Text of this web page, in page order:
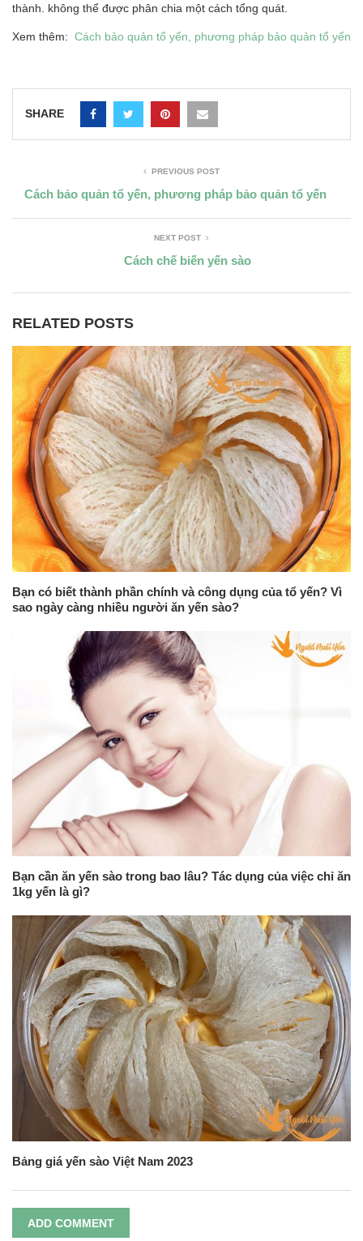
thành. không thể được phân chia một cách tổng quát.
Xem thêm: Cách bảo quản tổ yến, phương pháp bảo quản tổ yến
SHARE
PREVIOUS POST
Cách bảo quản tổ yến, phương pháp bảo quản tổ yến
NEXT POST
Cách chế biến yến sào
RELATED POSTS
Bạn có biết thành phần chính và công dụng của tổ yến? Vì
sao ngày càng nhiều người ăn yến sào?
Bạn cần ăn yến sào trong bao lâu? Tác dụng của việc chỉ ăn
1kg yến là gì?
Bảng giá yến sào Việt Nam 2023
ADD COMMENT